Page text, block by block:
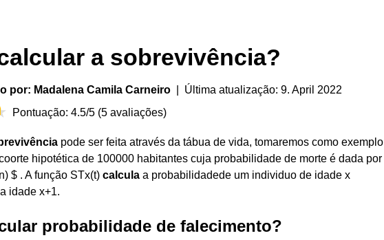
a sobrevivência?
por: Madalena Camila Carneiro | Última atualização: 9. April 2022
Pontuação: 4.5/5 (5 avaliações)
pode ser feita através da tábua de vida, tomaremos como exemplo
hipotética de 100000 habitantes cuja probabilidade de morte é dada por
$ . A função STx(t) calcula a probabilidadede um individuo de idade x
idade x+1.
probabilidade de falecimento?